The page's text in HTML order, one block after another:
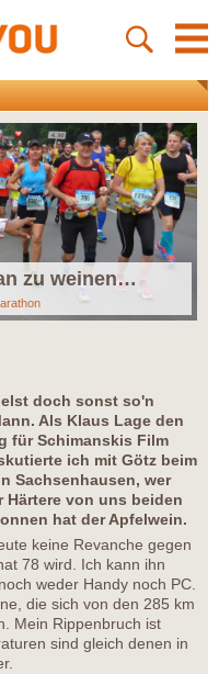
zu weinen…
doch sonst so'n
Als Klaus Lage den
für Schimanskis Film
ich mit Götz beim
Sachsenhausen, wer
Härtere von uns beiden
hat der Apfelwein.
keine Revanche gegen
78 wird. Ich kann ihn
weder Handy noch PC.
die sich von den 285 km
Mein Rippenbruch ist
sind gleich denen in